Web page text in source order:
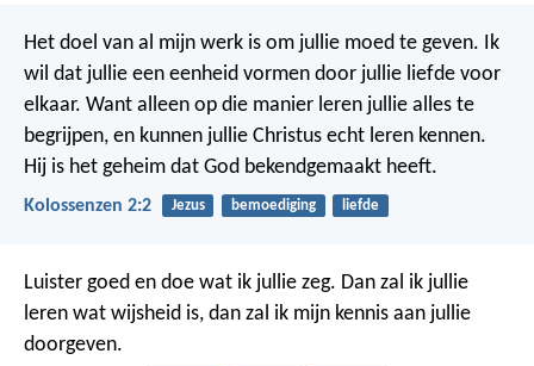
Het doel van al mijn werk is om jullie moed te geven. Ik
wil dat jullie een eenheid vormen door jullie liefde voor
elkaar. Want alleen op die manier leren jullie alles te
begrijpen, en kunnen jullie Christus echt leren kennen.
Hij is het geheim dat God bekendgemaakt heeft.
Kolossenzen 2:2 Jezus bemoediging liefde
Luister goed en doe wat ik jullie zeg. Dan zal ik jullie
leren wat wijsheid is, dan zal ik mijn kennis aan jullie
doorgeven.